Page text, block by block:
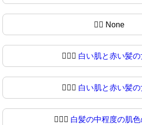
🧔‍♀ None
🧔🏻‍♀️ 白い肌と赤い髪の
🧔🏻‍♀ 白い肌と赤い髪の
🧔🏼‍♀️ 白髪の中程度の肌